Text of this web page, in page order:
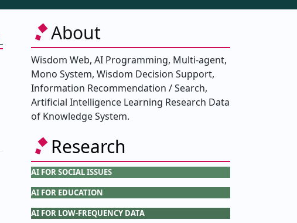
About
Wisdom Web, AI Programming, Multi-agent,
Mono System, Wisdom Decision Support,
Information Recommendation / Search,
Artificial Intelligence Learning Research Data
of Knowledge System.
Research
AI FOR SOCIAL ISSUES
AI FOR EDUCATION
AI FOR LOW-FREQUENCY DATA